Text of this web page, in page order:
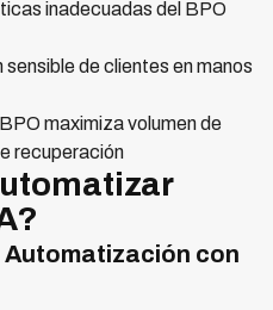
inadecuadas del BPO
sensible de clientes en manos
BPO maximiza volumen de
recuperación
Automatización con